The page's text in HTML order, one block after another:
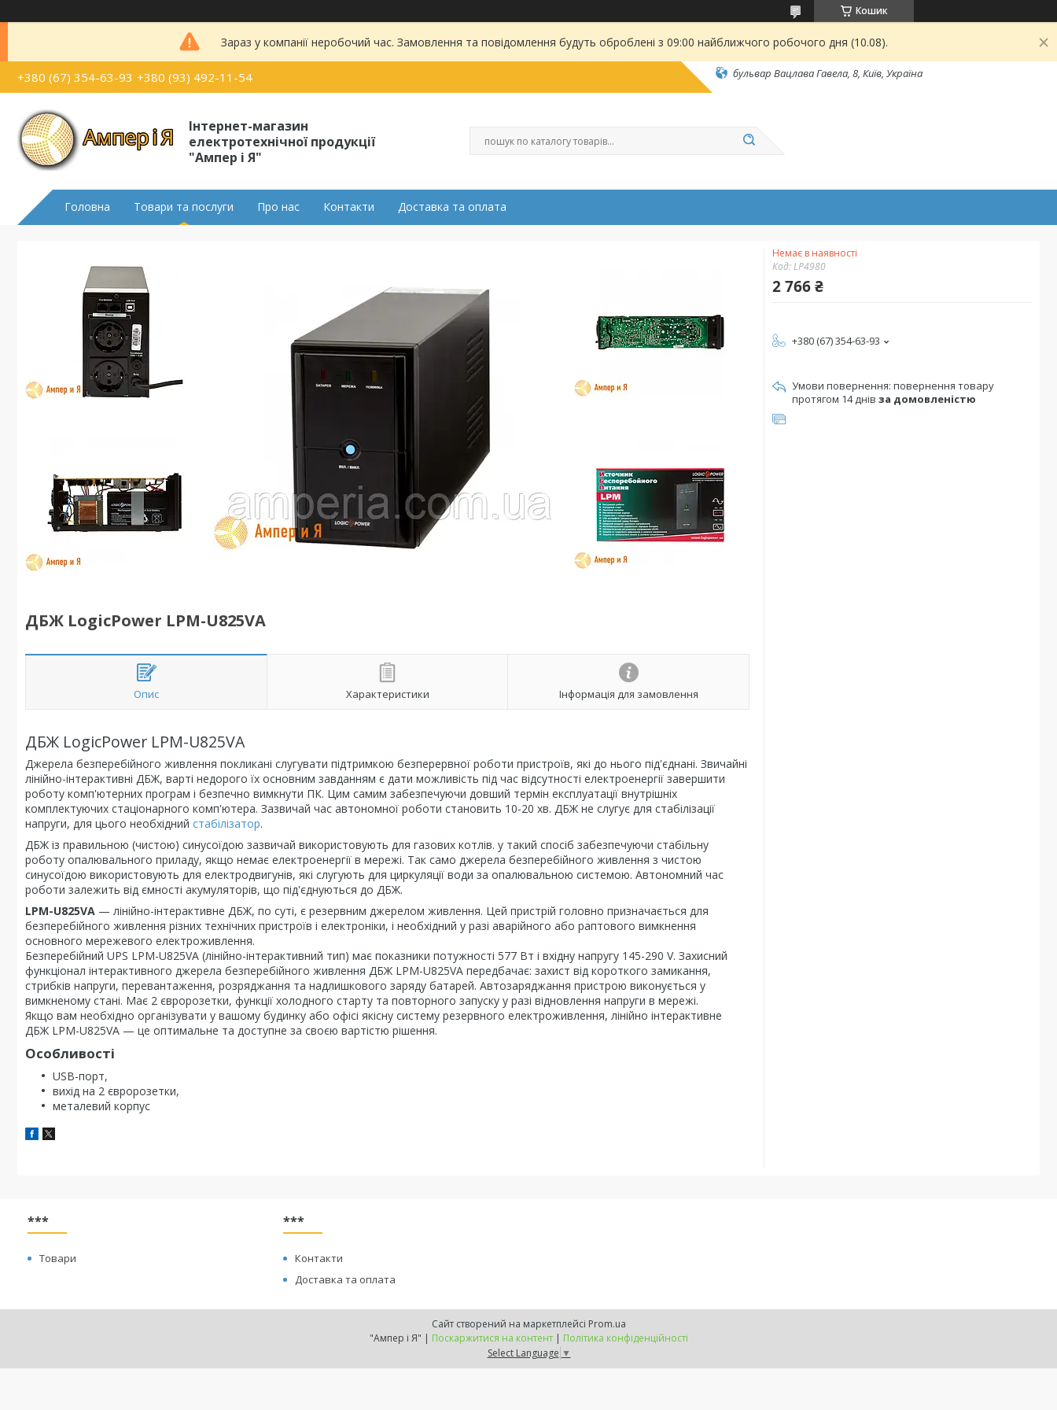
Кошик
Зараз у компанії неробочий час. Замовлення та повідомлення будуть оброблені з 09:00 найближчого робочого дня (10.08).
+380 (67) 354-63-93 +380 (93) 492-11-54 бульвар Вацлава Гавела, 8, Київ, Україна
Інтернет-магазин
електротехнічної продукції
"Ампер і Я"
Головна Товари та послуги Про нас Контакти Доставка та оплата
ДБЖ LogicPower LPM-U825VA
Опис Характеристики Інформація для замовлення
ДБЖ LogicPower LPM-U825VA
Джерела безперебійного живлення покликані слугувати підтримкою безперервної роботи пристроїв, які до нього під'єднані. Звичайні
лінійно-інтерактивні ДБЖ, варті недорого їх основним завданням є дати можливість під час відсутності електроенергії завершити
роботу комп'ютерних програм і безпечно вимкнути ПК. Цим самим забезпечуючи довший термін експлуатації внутрішніх
комплектуючих стаціонарного комп'ютера. Зазвичай час автономної роботи становить 10-20 хв. ДБЖ не слугує для стабілізації
напруги, для цього необхідний стабілізатор.
ДБЖ із правильною (чистою) синусоїдою зазвичай використовують для газових котлів. у такий спосіб забезпечуючи стабільну
роботу опалювального приладу, якщо немає електроенергії в мережі. Так само джерела безперебійного живлення з чистою
синусоїдою використовують для електродвигунів, які слугують для циркуляції води за опалювальною системою. Автономний час
роботи залежить від ємності акумуляторів, що під'єднуються до ДБЖ.
LPM-U825VA — лінійно-інтерактивне ДБЖ, по суті, є резервним джерелом живлення. Цей пристрій головно призначається для
безперебійного живлення різних технічних пристроїв і електроніки, і необхідний у разі аварійного або раптового вимкнення
основного мережевого електроживлення.
Безперебійний UPS LPM-U825VA (лінійно-інтерактивний тип) має показники потужності 577 Вт і вхідну напругу 145-290 V. Захисний
функціонал інтерактивного джерела безперебійного живлення ДБЖ LPM-U825VA передбачає: захист від короткого замикання,
стрибків напруги, перевантаження, розряджання та надлишкового заряду батарей. Автозаряджання пристрою виконується у
вимкненому стані. Має 2 євророзетки, функції холодного старту та повторного запуску у разі відновлення напруги в мережі.
Якщо вам необхідно організувати у вашому будинку або офісі якісну систему резервного електроживлення, лінійно інтерактивне
ДБЖ LPM-U825VA — це оптимальне та доступне за своєю вартістю рішення.
Особливості
USB-порт,
вихід на 2 євророзетки,
металевий корпус
Немає в наявності
Код:LP4980
2 766 ₴
+380 (67) 354-63-93
повернення товару
протягом 14 днів за домовленістю
***
Товари
***
Контакти
Доставка та оплата
Сайт створений на маркетплейсі Prom.ua
"Ампер і Я" | Поскаржитися на контент | Політика конфіденційності
Select Language ▼